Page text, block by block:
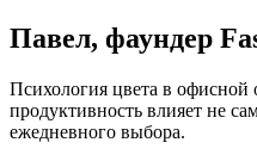
Павел, фаундер
Психология цвета в
продуктивность влияет не
ежедневного выбора.